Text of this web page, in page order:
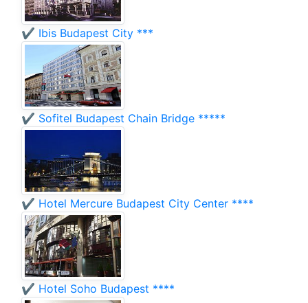
✔️ Ibis Budapest City ***
✔️ Sofitel Budapest Chain Bridge *****
✔️ Hotel Mercure Budapest City Center ****
✔️ Hotel Soho Budapest ****